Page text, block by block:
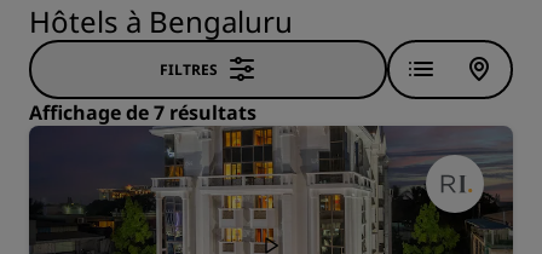
Hôtels à Bengaluru
FILTRES
Affichage de 7 résultats